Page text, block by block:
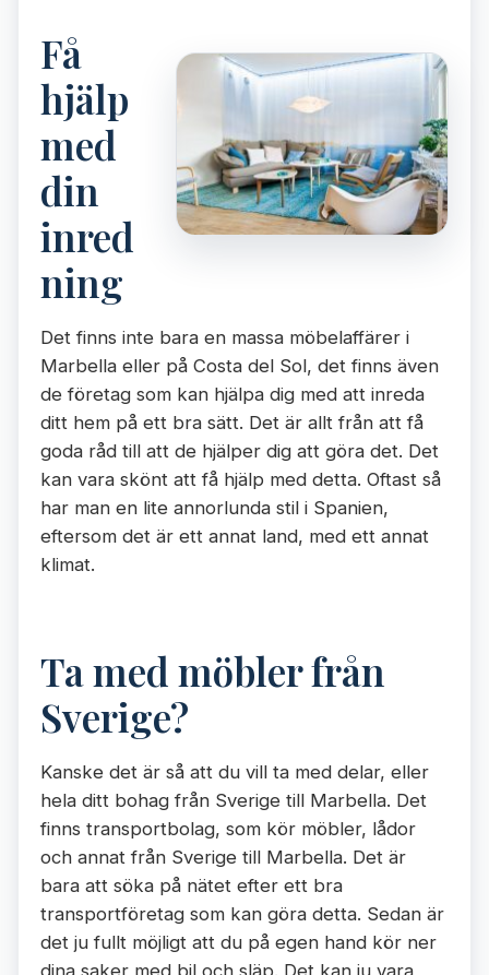
Få
hjälp
med
din
inred
ning
Det finns inte bara en massa möbelaffärer i
Marbella eller på Costa del Sol, det finns även
de företag som kan hjälpa dig med att inreda
ditt hem på ett bra sätt. Det är allt från att få
goda råd till att de hjälper dig att göra det. Det
kan vara skönt att få hjälp med detta. Oftast så
har man en lite annorlunda stil i Spanien,
eftersom det är ett annat land, med ett annat
klimat.
Ta med möbler från
Sverige?
Kanske det är så att du vill ta med delar, eller
hela ditt bohag från Sverige till Marbella. Det
finns transportbolag, som kör möbler, lådor
och annat från Sverige till Marbella. Det är
bara att söka på nätet efter ett bra
transportföretag som kan göra detta. Sedan är
det ju fullt möjligt att du på egen hand kör ner
dina saker med bil och släp. Det kan ju vara